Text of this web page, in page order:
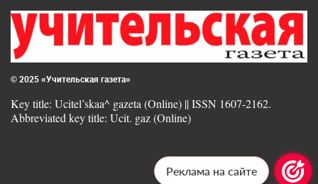
© 2025 «Учительская газета»
Key title: Ucitel’skaa^ gazeta (Online) || ISSN 1607-2162.
Abbreviated key title: Ucit. gaz (Online)
Реклама на сайте